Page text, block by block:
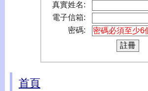
真實姓名:
電子信箱:
密碼:
首頁